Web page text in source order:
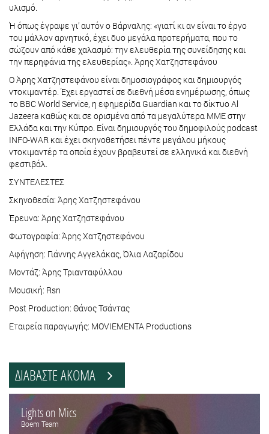
υλισμό.
Ή όπως έγραψε γι’ αυτόν ο Βάρναλης: «γιατί κι αν είναι το έργο
του μάλλον αρνητικό, έχει δυο μεγάλα προτερήματα, που το
σώζουν από κάθε χαλασμό: την ελευθερία της συνείδησης και
την περηφάνια της ελευθερίας». Άρης Χατζηστεφάνου
Ο Άρης Χατζηστεφάνου είναι δημοσιογράφος και δημιουργός
ντοκιμαντέρ. Έχει εργαστεί σε διεθνή μέσα ενημέρωσης, όπως
το BBC World Service, η εφημερίδα Guardian και το δίκτυο Al
Jazeera καθώς και σε ορισμένα από τα μεγαλύτερα ΜΜΕ στην
Ελλάδα και την Κύπρο. Είναι δημιουργός του δημοφιλούς podcast
INFO-WAR και έχει σκηνοθετήσει πέντε μεγάλου μήκους
ντοκιμαντέρ τα οποία έχουν βραβευτεί σε ελληνικά και διεθνή
φεστιβάλ.
ΣΥΝΤΕΛΕΣΤΕΣ
Σκηνοθεσία: Άρης Χατζηστεφάνου
Έρευνα: Άρης Χατζηστεφάνου
Φωτογραφία: Άρης Χατζηστεφάνου
Αφήγηση: Γιάννης Αγγελάκας, Όλια Λαζαρίδου
Μοντάζ: Άρης Τριανταφύλλου
Μουσική: Rsn
Post Production: Θάνος Τσάντας
Εταιρεία παραγωγής: MOVIEMENTA Productions
ΔΙΑΒΑΣΤΕ ΑΚΟΜΑ
Lights on Mics
Boem Team